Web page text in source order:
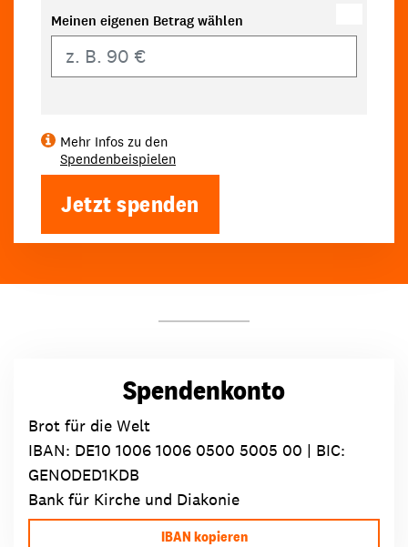
Meinen eigenen Betrag wählen
Mehr Infos zu den
Spendenbeispielen
Jetzt spenden
Spendenkonto
Brot für die Welt
IBAN: DE10 1006 1006 0500 5005 00 | BIC:
GENODED1KDB
Bank für Kirche und Diakonie
IBAN kopieren